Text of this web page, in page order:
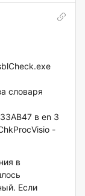
словаря
в en 3
-
в
Если